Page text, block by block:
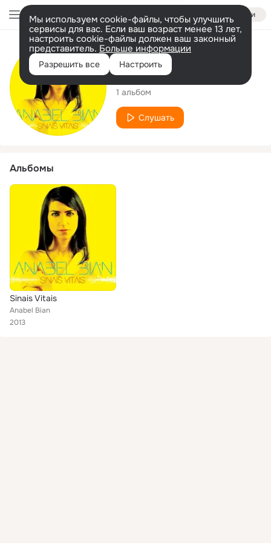
Войти
Мы используем cookie-файлы, чтобы улучшить
сервисы для вас. Если ваш возраст менее 13 лет,
настроить cookie-файлы должен ваш законный
представитель. Больше информации
Разрешить все Настроить
Исполнитель
Anabel Bian
1 альбом
Слушать
Альбомы
Sinais Vitais
Anabel Bian
2013